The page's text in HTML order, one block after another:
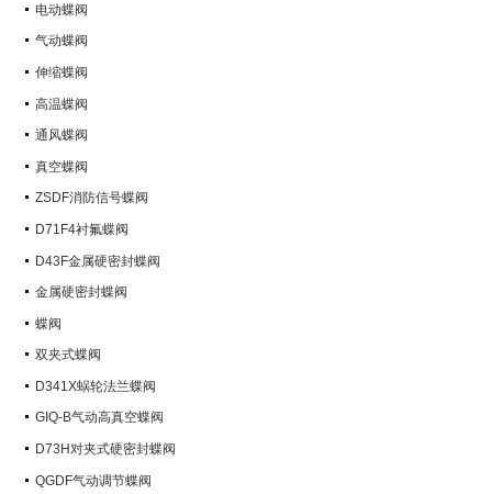
电动蝶阀
气动蝶阀
伸缩蝶阀
高温蝶阀
通风蝶阀
真空蝶阀
ZSDF消防信号蝶阀
D71F4衬氟蝶阀
D43F金属硬密封蝶阀
金属硬密封蝶阀
蝶阀
双夹式蝶阀
D341X蜗轮法兰蝶阀
GIQ-B气动高真空蝶阀
D73H对夹式硬密封蝶阀
QGDF气动调节蝶阀